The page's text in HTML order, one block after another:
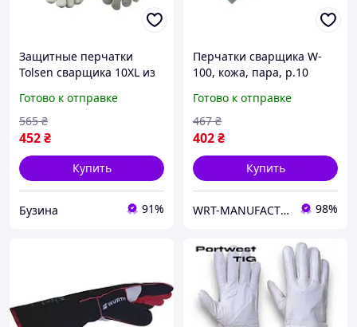
Защитные перчатки
Tolsen сварщика 10XL из
buzyna
Готово к отправке
452₴
565 ₴
Купить
Бузина 91%
Перчатки сварщика W-
100, кожа, пара, р.10
Готово к отправке
402₴
467 ₴
Купить
WRT-MANUFACTURING 98%